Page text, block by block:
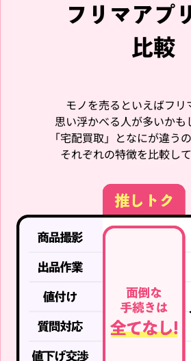
RDIGAN XMAS POPUP ST
ORE 2024 カーディガン ク
3,000円
ZOO
Wolf
Stray Kids
Stray Kids SEUNGMIN Tシ
ャツ World Tour dominA
TE JAPAN ユニフォームシ
ャツ フリーサイズ
買取価格
4,000
Stray Kids
Stray
our
いぐる
ri フィ
フリマアプ
比較
モノを売るといえばフリ
思い浮かべる人が多いかも
「宅配買取」となにが違う
それぞれの特徴を比較し